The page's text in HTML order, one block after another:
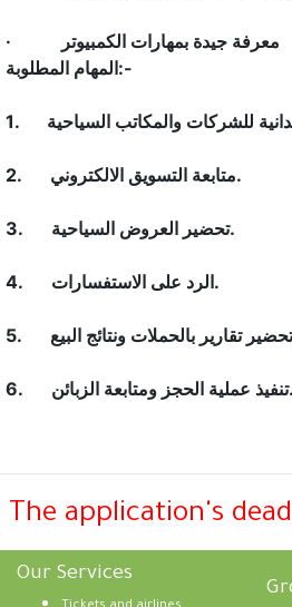
·
المهام المطلوبة:-
1.
2. متابعة التسويق الالكتروني.
3. تحضير العروض السياحية.
4. الرد على الاستفسارات.
5.
6. تنفيذ عملية الحجز ومتابعة الزبائن.
The application's
Our Services